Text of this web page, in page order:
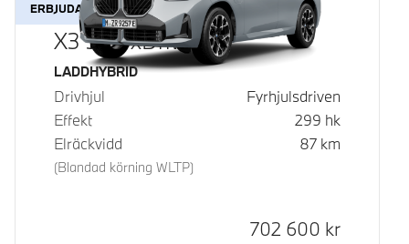
ERBJUDANDE
X3 30e xDrive
Bränsle
LADDHYBRID
Drivhjul
Fyrhjulsdriven
Effekt
299 hk
Elräckvidd
(Blandad körning WLTP)
87 km
Kontantpris
702 600 kr